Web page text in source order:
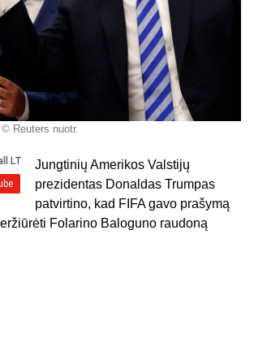
Reuters nuotr.
Jungtinių Amerikos Valstijų
prezidentas Donaldas Trumpas
patvirtino, kad FIFA gavo prašymą
Folarino Baloguno raudoną